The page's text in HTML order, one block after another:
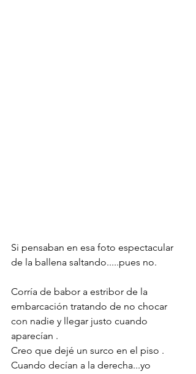
Si pensaban en esa foto espectacular
de la ballena saltando.....pues no.
Corría de babor a estribor de la
embarcación tratando de no chocar
con nadie y llegar justo cuando
aparecían .
Creo que dejé un surco en el piso .
Cuando decían a la derecha...yo